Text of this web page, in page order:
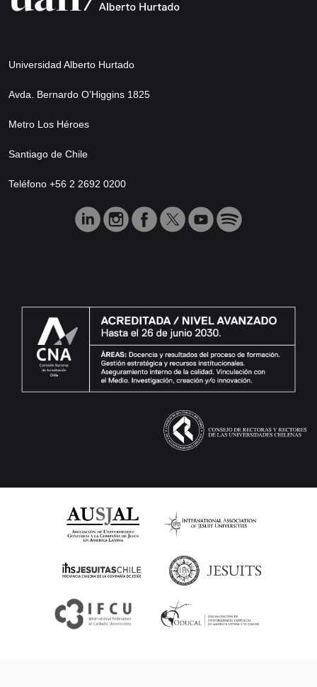
Universidad Alberto Hurtado
Avda. Bernardo O’Higgins 1825
Metro Los Héroes
Santiago de Chile
Teléfono +56 2 2692 0200